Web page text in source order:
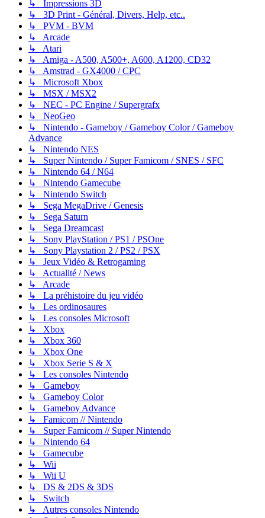
↳ Impressions 3D
↳ 3D Print - Général, Divers, Help, etc..
↳ PVM - BVM
↳ Arcade
↳ Atari
↳ Amiga - A500, A500+, A600, A1200, CD32
↳ Amstrad - GX4000 / CPC
↳ Microsoft Xbox
↳ MSX / MSX2
↳ NEC - PC Engine / Supergrafx
↳ NeoGeo
↳ Nintendo - Gameboy / Gameboy Color / Gameboy
Advance
↳ Nintendo NES
↳ Super Nintendo / Super Famicom / SNES / SFC
↳ Nintendo 64 / N64
↳ Nintendo Gamecube
↳ Nintendo Switch
↳ Sega MegaDrive / Genesis
↳ Sega Saturn
↳ Sega Dreamcast
↳ Sony PlayStation / PS1 / PSOne
↳ Sony Playstation 2 / PS2 / PSX
↳ Jeux Vidéo & Retrogaming
↳ Actualité / News
↳ Arcade
↳ La préhistoire du jeu vidéo
↳ Les ordinosaures
↳ Les consoles Microsoft
↳ Xbox
↳ Xbox 360
↳ Xbox One
↳ Xbox Serie S & X
↳ Les consoles Nintendo
↳ Gameboy
↳ Gameboy Color
↳ Gameboy Advance
↳ Famicom // Nintendo
↳ Super Famicom // Super Nintendo
↳ Nintendo 64
↳ Gamecube
↳ Wii
↳ Wii U
↳ DS & 2DS & 3DS
↳ Switch
↳ Autres consoles Nintendo